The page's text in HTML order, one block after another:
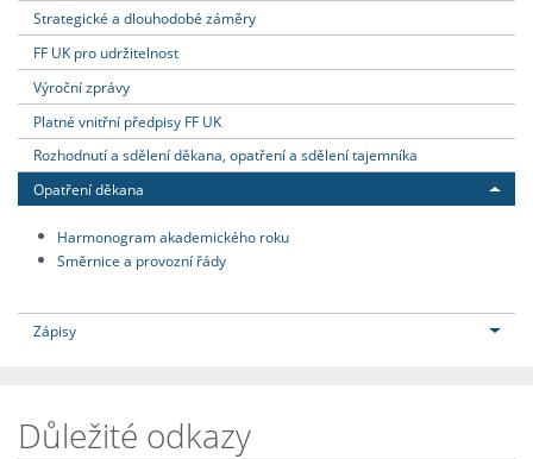
Strategické a dlouhodobé záměry
FF UK pro udržitelnost
Výroční zprávy
Platné vnitřní předpisy FF UK
Rozhodnutí a sdělení děkana, opatření a sdělení tajemníka
Opatření děkana
Harmonogram akademického roku
Směrnice a provozní řády
Zápisy
Důležité odkazy